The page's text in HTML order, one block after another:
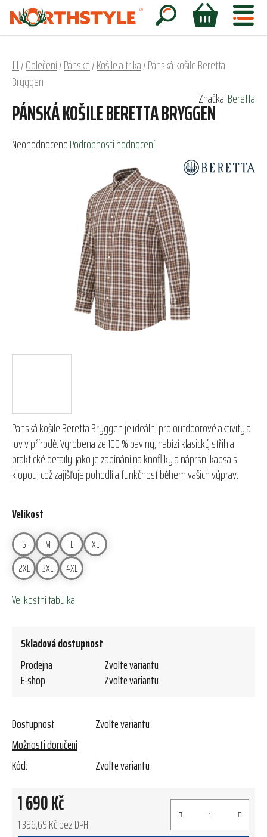
Přejít
obsah
Hledat
NÁKUPNÍ
Domů
/Oblečení/Pánské/Košile a trika/Pánská košile Beretta
Bryggen
Pánská košile Beretta Bryggen je ideální pro outdoorové aktivity a
lov v přírodě. Vyrobena ze 100 % bavlny, nabízí klasický střih a
praktické detaily, jako je zapínání na knoflíky a náprsní kapsa s
klopou, což zajišťuje pohodlí a funkčnost během vašich výprav.
Velikost
S M L
XL
2XL
3XL 4XL
Velikostní tabulka
Skladová dostupnost
Prodejna
Zvolte variantu
E-shop
Zvolte variantu
Dostupnost
Zvolte variantu
Možnosti doručení
Kód:
Zvolte variantu
1 690 Kč
1 396,69 Kč bez DPH
PÁNSKÁ KOŠILE BERETTA BRYGGEN
Průměrné
NeohodnocenoPodrobnosti hodnocení
Značka:Beretta